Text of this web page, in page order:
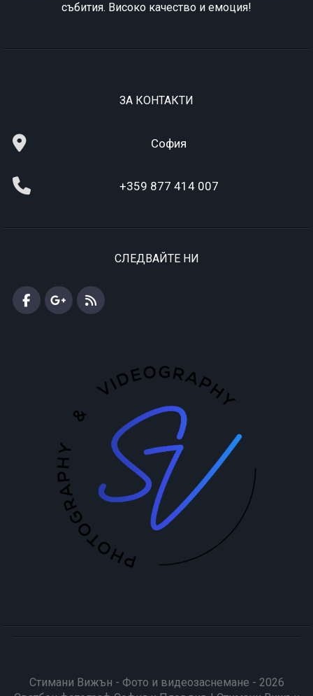
събития. Високо качество и емоция!
ЗА КОНТАКТИ
София
+359 877 414 007
СЛЕДВАЙТЕ НИ
Стимани Вижън - Фото и видеозаснемане - 2026